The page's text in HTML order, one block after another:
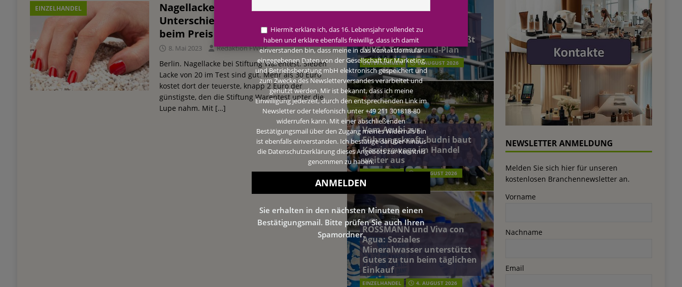
Beiersdorf Hautmikrobiom-Forschung: Unternehmen gehört weltweit zu den Pionieren bei der
Erforschung
PRODUKTENTWICKLUNG
[ 6. August 2026 ]
Beiersdorf Jahresgeschäft 2026: Konzern passt Prognose an und beschließt NIVEA-Turnaround-Plan
UNTERNEHMEN
EINZELHANDEL
Nagellacke bei Stiftung Warentest:
Unterschiede liegen vor allem
beim Preis
8. Mai 2023 Redaktion FWHK
Berlin. Nagellacke bei Stiftung Warentest. Sieben
Lacke von 20 im Test sind gut. Mehr als 30 Euro
kostet dort der teuerste, knapp 2 Euro der
günstigste, den die Stiftung Warentest unter die
Lupe nahm. Mit […]
2026: Konzern passt
Prognose an und beschließt
NIVEA-Turnaround-Plan
UNTERNEHMEN 6. AUGUST 2026
Vom Azubi zur
Führungskraft: budni baut
Karrierewege im Handel
weiter aus
EINZELHANDEL 5. AUGUST 2026
ROSSMANN und Viva con
Agua: Soziales
Mineralwasser unterstützt
Gutes zu tun beim täglichen
Einkauf
EINZELHANDEL 4. AUGUST 2026
NEWSLETTER ANMELDUNG
Melden Sie sich hier für unseren
kostenlosen Branchennewsletter an.
Vorname
Nachname
Email
Hiermit erkläre ich, das 16. Lebensjahr vollendet zu
haben und erkläre ebenfalls freiwillig, dass ich damit
einverstanden bin, dass meine in das Kontaktformular
eingegebenen Daten von der Gesellschaft für Marketing
und Betriebsberatung mbH elektronisch gespeichert und
zum Zwecke des Newsletterversandes verarbeitet und
genutzt werden. Mir ist bekannt, dass ich meine
Einwilligung jederzeit, durch den entsprechenden Link im
Newsletter oder telefonisch unter +49 211 301818-80
widerrufen kann. Mit einer abschließenden
Bestätigungsmail über den Zugang meines Widerrufs bin
ist ebenfalls einverstanden. Ich bestätige darüber hinaus
die Datenschutzerklärung dieses Angebots zur Kenntnis
genommen zu haben.
Sie erhalten in den nächsten Minuten einen
Bestätigungsmail. Bitte prüfen Sie auch Ihren
Spamordner.